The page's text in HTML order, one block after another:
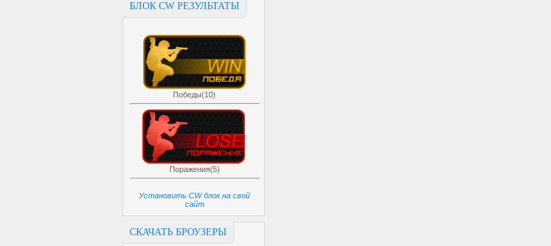
БЛОК CW РЕЗУЛЬТАТЫ
Победы(10)
Поражения(5)
Установить CW блок на свой
сайт
СКАЧАТЬ БРОУЗЕРЫ